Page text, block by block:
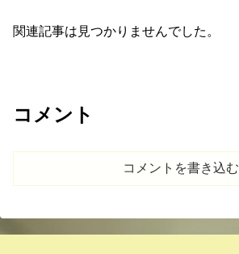
関連記事は見つかりませんでした。
コメント
コメントを書き込む